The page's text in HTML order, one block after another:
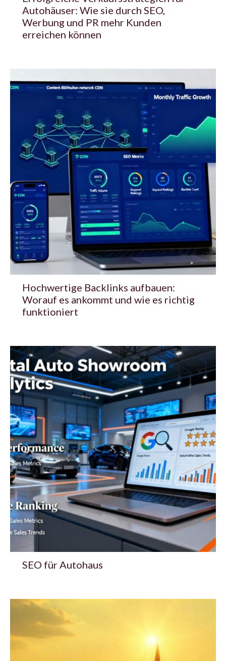
Autohäuser: Wie sie durch SEO,
Werbung und PR mehr Kunden
erreichen können
Hochwertige Backlinks aufbauen:
Worauf es ankommt und wie es richtig
funktioniert
SEO für Autohaus